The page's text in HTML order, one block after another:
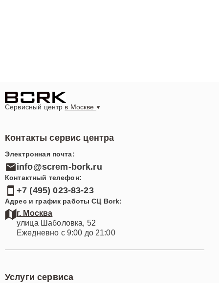
Сервисный центр в Москве
Контакты сервис центра
Электронная почта:
info@screm-bork.ru
Контактный телефон:
+7 (495) 023-83-23
Адрес и график работы СЦ Bork:
г. Москва
улица Шаболовка, 52
Ежедневно с 9:00 до 21:00
Услуги сервиса